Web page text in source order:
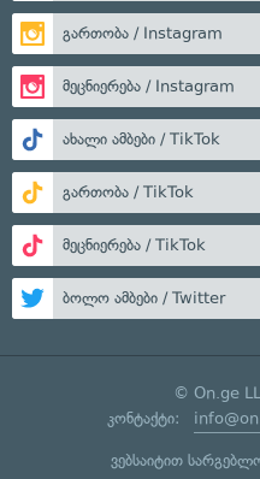
გართობა / Instagram
მეცნიერება / Instagram
ახალი ამბები / TikTok
გართობა / TikTok
მეცნიერება / TikTok
ბოლო ამბები / Twitter
© On.ge
კონტაქტი:
ვებსაიტით